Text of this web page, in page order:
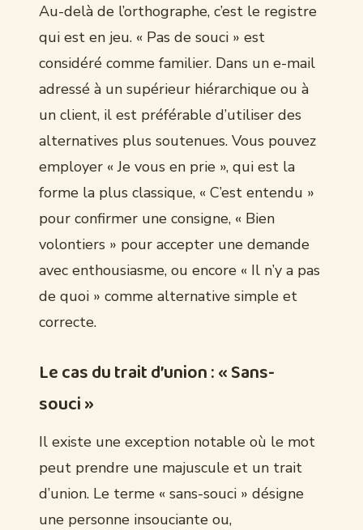
Au-delà de l’orthographe, c’est le registre
qui est en jeu. « Pas de souci » est
considéré comme familier. Dans un e-mail
adressé à un supérieur hiérarchique ou à
un client, il est préférable d’utiliser des
alternatives plus soutenues. Vous pouvez
employer « Je vous en prie », qui est la
forme la plus classique, « C’est entendu »
pour confirmer une consigne, « Bien
volontiers » pour accepter une demande
avec enthousiasme, ou encore « Il n’y a pas
de quoi » comme alternative simple et
correcte.
Le cas du trait d’union : « Sans-
souci »
Il existe une exception notable où le mot
peut prendre une majuscule et un trait
d’union. Le terme « sans-souci » désigne
une personne insouciante ou,